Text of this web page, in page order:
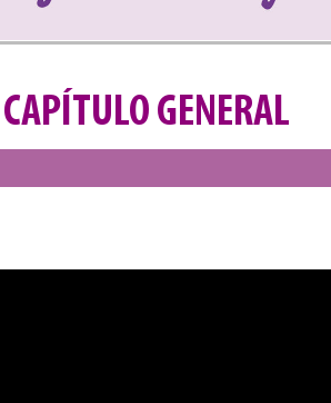
CAPÍTULO GENERAL